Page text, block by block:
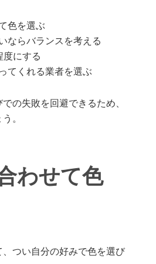
色を選ぶ
ならバランスを考える
度にする
てくれる業者を選ぶ
の失敗を回避できるため、
。
わせて色
、つい自分の好みで色を選び